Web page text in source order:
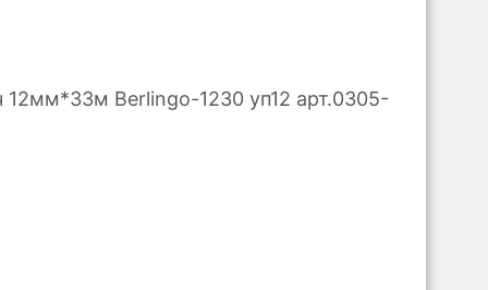
12мм*33м Berlingo-1230 уп12 арт.0305-